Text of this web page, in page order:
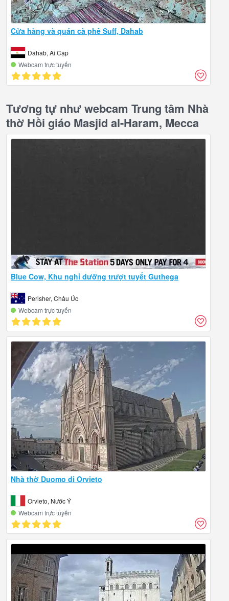
Cửa hàng và quán cà phê Suff, Dahab
Dahab, Ai Cập
Webcam trực tuyến
Tương tự như webcam Trung tâm Nhà
thờ Hồi giáo Masjid al-Haram, Mecca
Blue Cow, Khu nghỉ dưỡng trượt tuyết Guthega
Perisher, Châu Úc
Webcam trực tuyến
Nhà thờ Duomo di Orvieto
Orvieto, Nước Ý
Webcam trực tuyến